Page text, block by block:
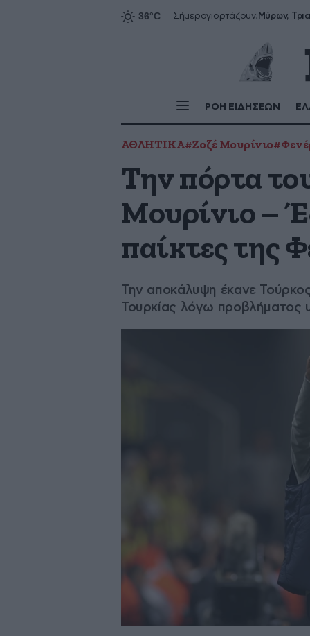
Σήμεραγιορτάζουν:
ΡΟΗ ΕΙΔΗΣΕΩΝ
ΑΘΛΗΤΙΚΑ#Ζοζέ Μουρίνιο
Την πόρτα
Μουρίνιο –
παίκτες της
Την αποκάλυψη έκανε
Τουρκίας λόγω προβλήματος